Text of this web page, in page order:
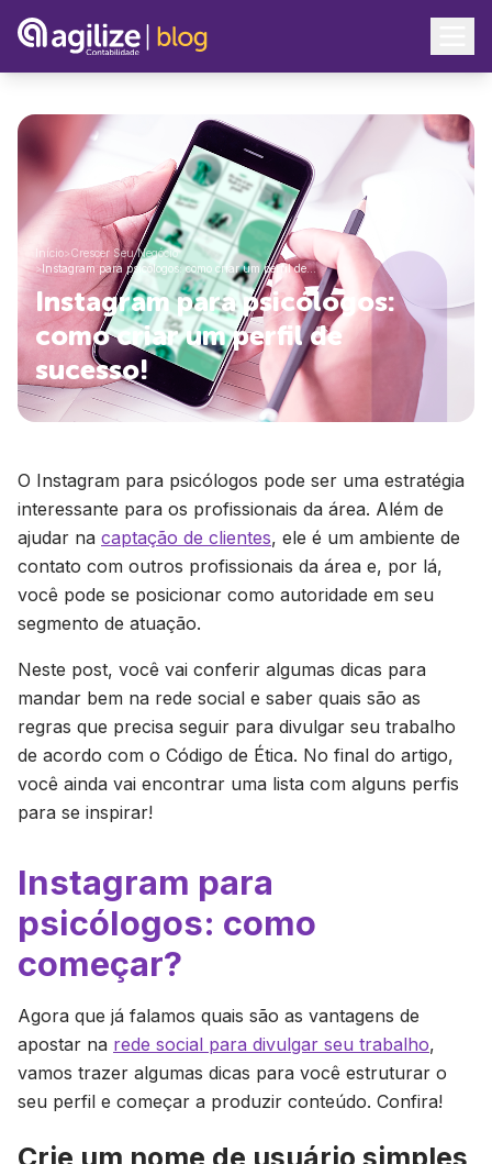
Início>Crescer Seu Negócio
>Instagram para psicólogos: como criar um perfil de…
Instagram para psicólogos:
como criar um perfil de
sucesso!
O Instagram para psicólogos pode ser uma estratégia
interessante para os profissionais da área. Além de
ajudar na captação de clientes, ele é um ambiente de
contato com outros profissionais da área e, por lá,
você pode se posicionar como autoridade em seu
segmento de atuação.
Neste post, você vai conferir algumas dicas para
mandar bem na rede social e saber quais são as
regras que precisa seguir para divulgar seu trabalho
de acordo com o Código de Ética. No final do artigo,
você ainda vai encontrar uma lista com alguns perfis
para se inspirar!
Instagram para
psicólogos: como
começar?
Agora que já falamos quais são as vantagens de
apostar na rede social para divulgar seu trabalho,
vamos trazer algumas dicas para você estruturar o
seu perfil e começar a produzir conteúdo. Confira!
Crie um nome de usuário simples